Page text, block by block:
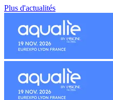
Plus d'actualités